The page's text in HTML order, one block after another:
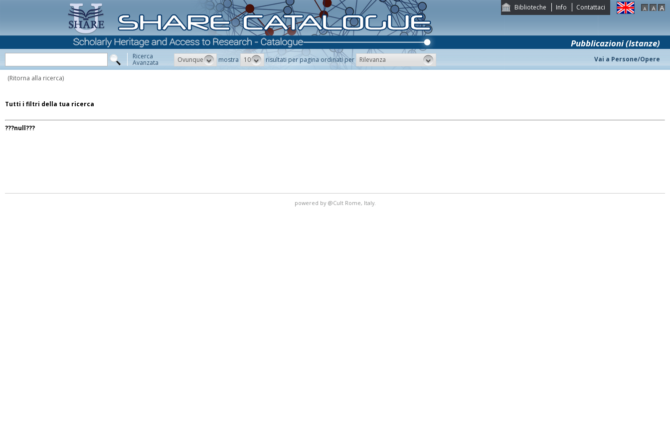
Biblioteche Info Contattaci
Pubblicazioni (Istanze)
Ricerca
Avanzata Ovunque mostra 10 risultati per pagina ordinati per Rilevanza Vai a Persone/Opere
(Ritorna alla ricerca)
Tutti i filtri della tua ricerca
???null???
powered by @Cult Rome, Italy.